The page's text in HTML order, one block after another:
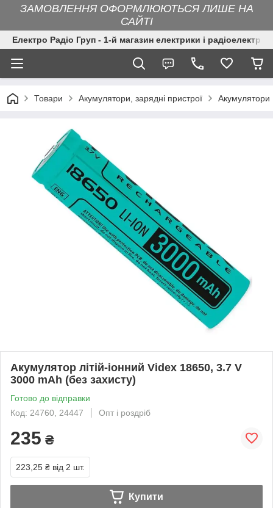
ЗАМОВЛЕННЯ ОФОРМЛЮЮТЬСЯ ЛИШЕ НА
САЙТІ
Електро Радіо Груп - 1-й магазин електрики і
Товари Акумулятори, зарядні пристрої Акумулятори
Акумулятор літій-іонний Videx 18650, 3.7 V
3000 mAh (без захисту)
Готово до відправки
Код: 24760, 24447
Опт і роздріб
235 ₴
223,25 ₴ від 2 шт.
Купити